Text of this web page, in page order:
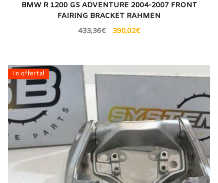
BMW R 1200 GS ADVENTURE 2004-2007 FRONT
FAIRING BRACKET RAHMEN
433,36€ 390,02€
In offerta!